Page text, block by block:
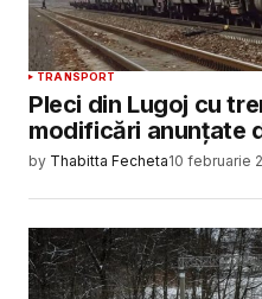
TRANSPORT
Pleci din Lugoj cu
modificări anunțate
by Thabitta Fecheta10 februarie